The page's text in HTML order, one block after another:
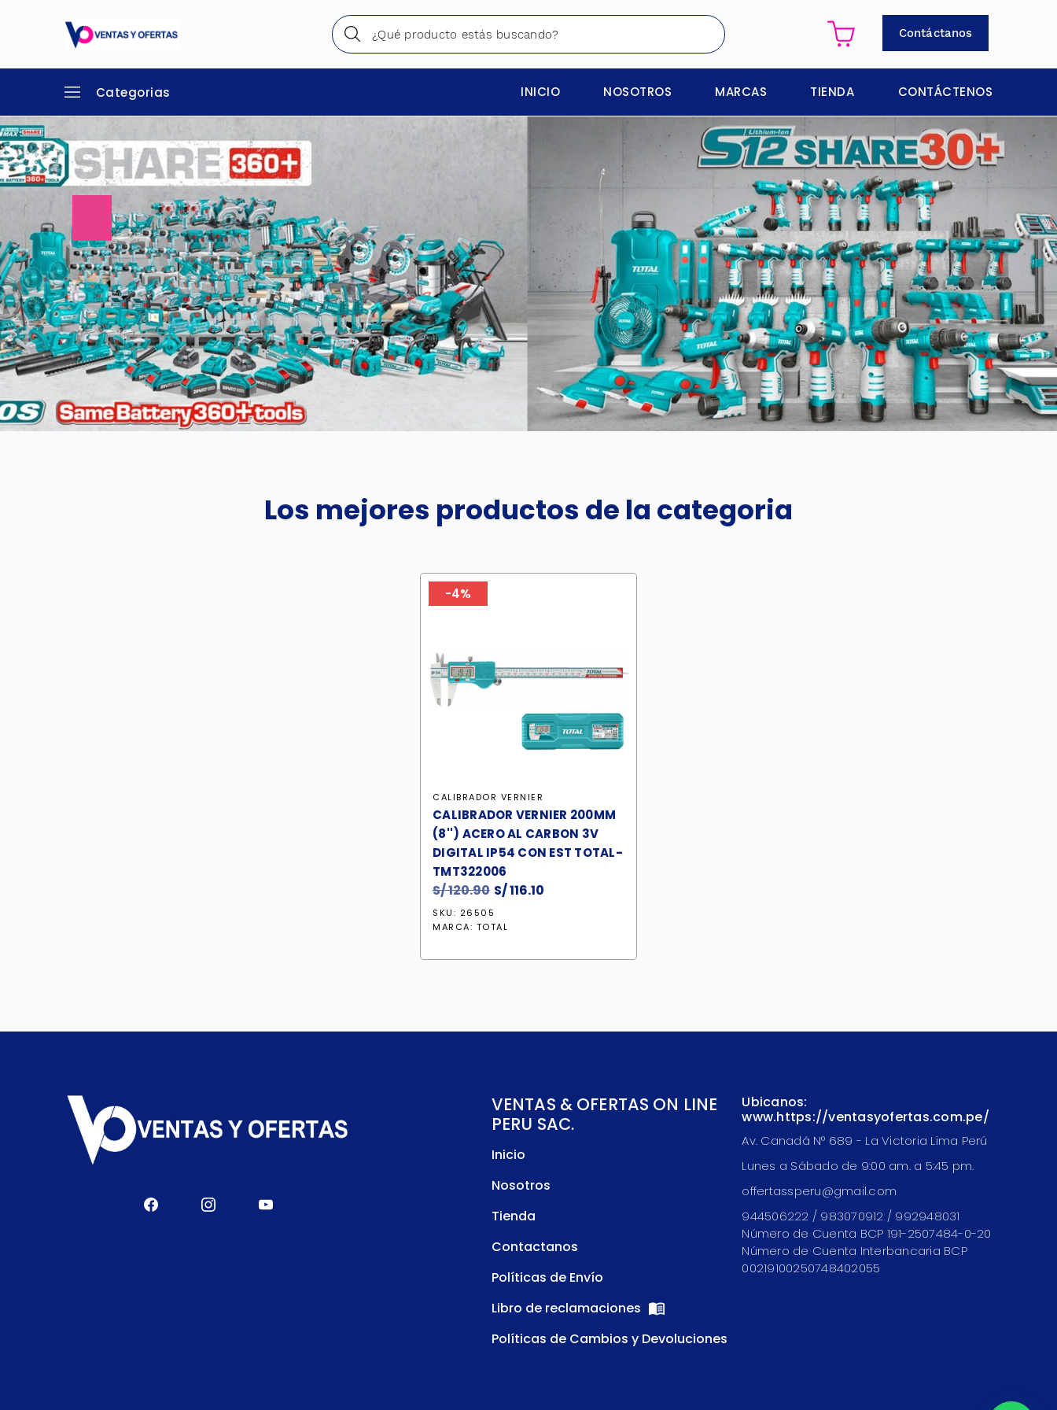
Contáctanos
Categorias INICIO NOSOTROS MARCAS TIENDA CONTÁCTENOS
Los mejores productos de la categoria
-4%
CALIBRADOR VERNIER
CALIBRADOR VERNIER 200MM
(8'') ACERO AL CARBON 3V
DIGITAL IP54 CON EST TOTAL-
TMT322006
S/120.90 El
original
S/ 120.90.
S/116.10
S/ 116.10.
SKU: 26505
MARCA: TOTAL
VENTAS & OFERTAS ON LINE
PERU SAC.
Inicio
Nosotros
Tienda
Contactanos
Políticas de Envío
Libro de reclamaciones
Políticas de Cambios y Devoluciones
Ubicanos:
www.https://ventasyofertas.com.pe/
Av. Canadá N° 689 - La Victoria Lima Perú
Lunes a Sábado de 9:00 am. a 5:45 pm.
offertassperu@gmail.com
944506222 / 983070912 / 992948031
Número de Cuenta BCP 191-2507484-0-20
Número de Cuenta Interbancaria BCP
00219100250748402055